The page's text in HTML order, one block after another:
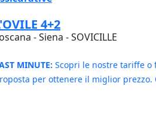
4+2
- Siena - SOVICILLE
MINUTE: Scopri le nostre tariffe o
per ottenere il miglior prezzo.